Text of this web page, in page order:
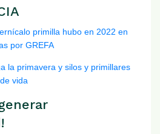
primilla hubo en 2022 en
por GREFA
la primavera y silos y primillares
vida